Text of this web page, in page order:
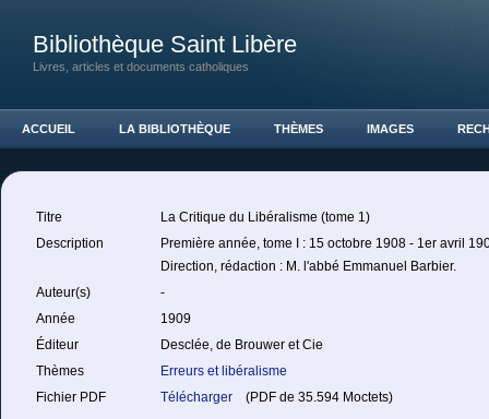
Bibliothèque Saint Libère
Livres, articles et documents catholiques
ACCUEIL LA BIBLIOTHÈQUE THÈMES IMAGES
Titre
La Critique du Libéralisme (tome 1)
Description
Première année, tome I : 15 octobre 1908 - 1er avril
Direction, rédaction : M. l'abbé Emmanuel Barbier.
Auteur(s)
-
Année
1909
Éditeur
Desclée, de Brouwer et Cie
Thèmes
Erreurs et libéralisme
Fichier PDF
Télécharger (PDF de 35.594 Moctets)